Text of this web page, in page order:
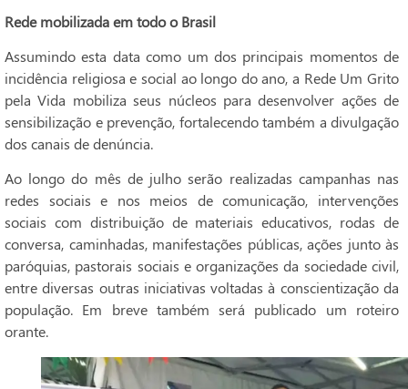
Rede mobilizada em todo o Brasil
Assumindo esta data como um dos principais momentos de
incidência religiosa e social ao longo do ano, a Rede Um Grito
pela Vida mobiliza seus núcleos para desenvolver ações de
sensibilização e prevenção, fortalecendo também a divulgação
dos canais de denúncia.
Ao longo do mês de julho serão realizadas campanhas nas
redes sociais e nos meios de comunicação, intervenções
sociais com distribuição de materiais educativos, rodas de
conversa, caminhadas, manifestações públicas, ações junto às
paróquias, pastorais sociais e organizações da sociedade civil,
entre diversas outras iniciativas voltadas à conscientização da
população. Em breve também será publicado um roteiro
orante.